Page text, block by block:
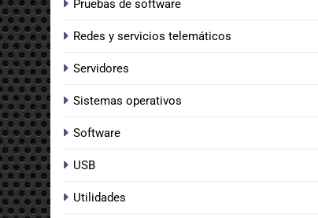
Pruebas de software
Redes y servicios telemáticos
Servidores
Sistemas operativos
Software
USB
Utilidades